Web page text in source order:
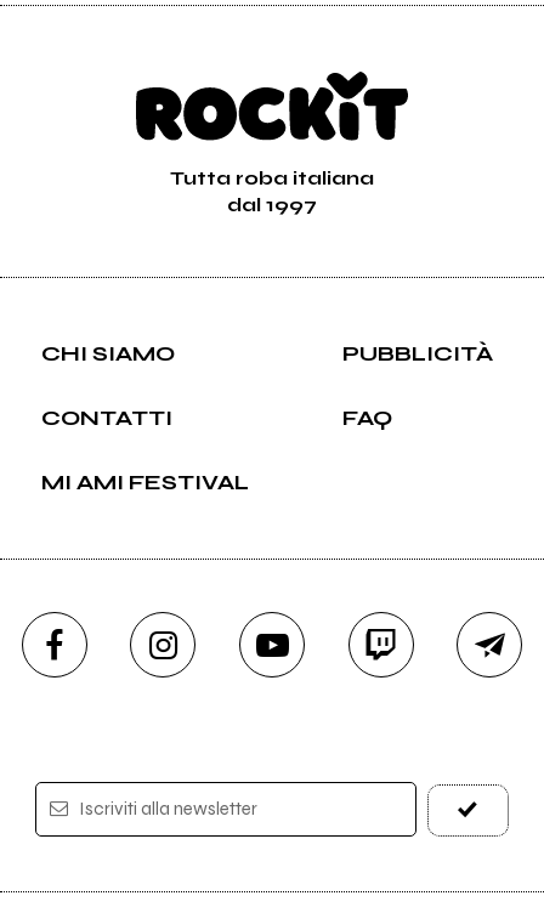
Tutta roba italiana
dal 1997
CHI SIAMO PUBBLICITÀ
CONTATTI FAQ
MI AMI FESTIVAL
Iscriviti alla newsletter